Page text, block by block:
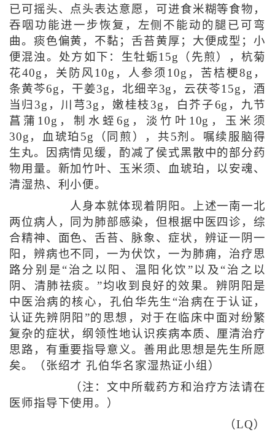
已可摇头、点头表达意愿，可进食米糊等食物，
吞咽功能进一步恢复，左侧不能动的腿已可弯
曲。痰色偏黄，不黏；舌苔黄厚；大便成型；小
便混浊。处方如下：生牡蛎15g（先煎），杭菊
花40g，关防风10g，人参须10g，苦桔梗8g，
条黄芩6g，干姜3g，北细辛3g，云茯苓15g，酒
当归3g，川芎3g，嫩桂枝3g，白芥子6g，九节
菖蒲10g，制水蛭6g，淡竹叶10g，玉米须
30g，血琥珀5g（同煎），共5剂。嘱续服脑得
生丸。因病情见缓，酌减了侯式黑散中的部分药
物用量。新加竹叶、玉米须、血琥珀，以安魂、
清湿热、利小便。
人身本就体现着阴阳。上述一南一北
两位病人，同为肺部感染，但根据中医四诊，综
合精神、面色、舌苔、脉象、症状，辨证一阴一
阳，辨病也不同，一为伏饮，一为肺痈，治疗思
路分别是“治之以阳、温阳化饮”以及“治之以
阴、清肺祛痰。”均收到良好的效果。辨阴阳是
中医治病的核心，孔伯华先生“治病在于认证，
认证先辨阴阳”的思想，对于在临床中面对纷繁
复杂的症状，纲领性地认识疾病本质、厘清治疗
思路，有重要指导意义。善用此思想是先生所愿
矣。（张绍才 孔伯华名家湿热证小组）
（注：文中所载药方和治疗方法请在
医师指导下使用。）
（LQ）